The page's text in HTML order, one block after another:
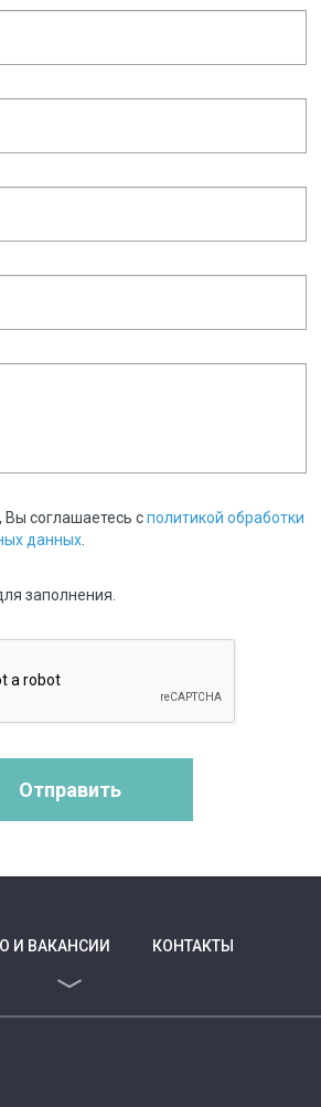
соглашаетесь сполитикой обработки
данных
заполнения.
Отправить
И ВАКАНСИИ КОНТАКТЫ